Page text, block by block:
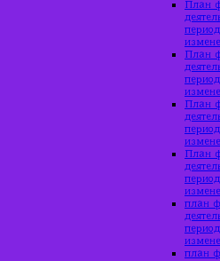
План
План
План
План
план
план